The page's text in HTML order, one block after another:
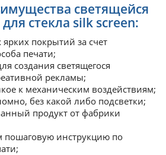
светящейся
стекла silk screen:
покрытий за счет
печати;
создания светящегося
рекламы;
к механическим воздействиям;
без какой либо подсветки;
продукт от фабрики
пошаговую инструкцию по